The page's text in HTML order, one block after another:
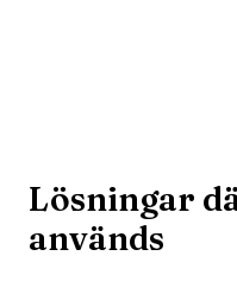
Lösningar
används